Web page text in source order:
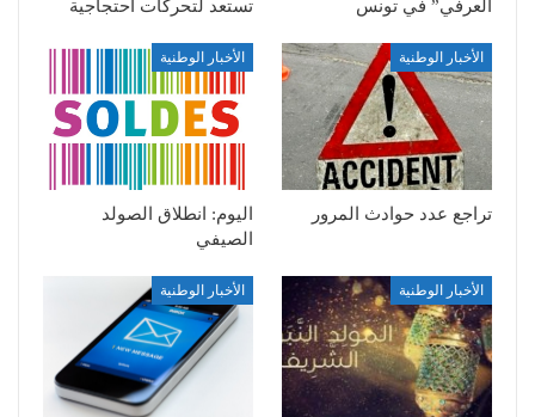
العرفي” في تونس تستعد لتحركات احتجاجية
الأخبار الوطنية
تراجع عدد حوادث المرور
الأخبار الوطنية
اليوم: انطلاق الصولد
الصيفي
الأخبار الوطنية الأخبار الوطنية